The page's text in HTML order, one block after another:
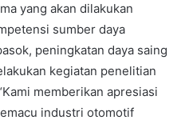
yang akan dilakukan
sumber daya
peningkatan daya saing
kegiatan penelitian
memberikan apresiasi
industri otomotif